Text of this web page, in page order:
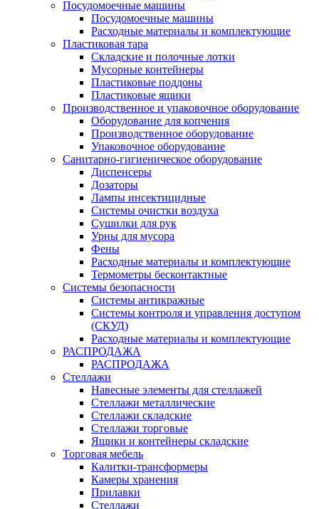
Посудомоечные машины
Посудомоечные машины
Расходные материалы и комплектующие
Пластиковая тара
Складские и полочные лотки
Мусорные контейнеры
Пластиковые поддоны
Пластиковые ящики
Производственное и упаковочное оборудование
Оборудование для копчения
Производственное оборудование
Упаковочное оборудование
Санитарно-гигиеническое оборудование
Диспенсеры
Дозаторы
Лампы инсектицидные
Системы очистки воздуха
Сушилки для рук
Урны для мусора
Фены
Расходные материалы и комплектующие
Термометры бесконтактные
Системы безопасности
Системы антикражные
Системы контроля и управления доступом
(СКУД)
Расходные материалы и комплектующие
РАСПРОДАЖА
РАСПРОДАЖА
Стеллажи
Навесные элементы для стеллажей
Стеллажи металлические
Стеллажи складские
Стеллажи торговые
Ящики и контейнеры складские
Торговая мебель
Калитки-трансформеры
Камеры хранения
Прилавки
Стеллажи